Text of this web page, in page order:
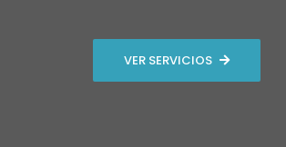
VER SERVICIOS